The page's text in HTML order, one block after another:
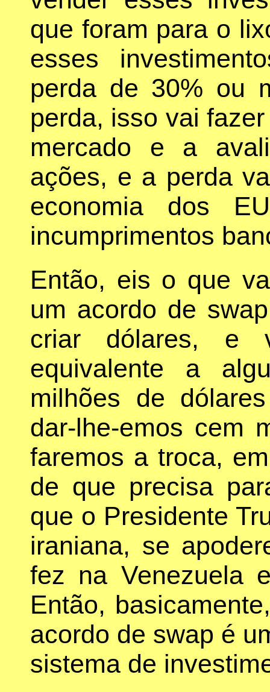
que foram para o
esses
perda de 30% ou
perda, isso vai
mercado e a
ações, e a perda
economia dos
incumprimentos
Então, eis o que
um acordo de
criar dólares, e
equivalente a
milhões de
dar-lhe-emos cem
faremos a troca,
de que precisa
que o Presidente
iraniana, se
fez na Venezuela
Então,
acordo de swap é
sistema de